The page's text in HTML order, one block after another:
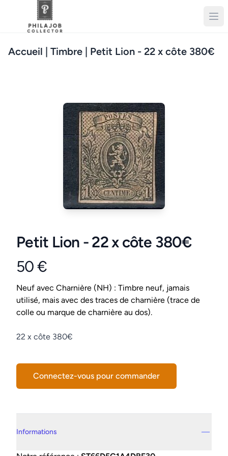
Accueil | Timbre | Petit Lion - 22 x côte 380€
Petit Lion - 22 x côte 380€
Product information
50 €
Conditions
Neuf avec Charnière (NH) : Timbre neuf, jamais
utilisé, mais avec des traces de charnière (trace de
colle ou marque de charnière au dos).
Description
22 x côte 380€
Connectez-vous pour commander
Informations